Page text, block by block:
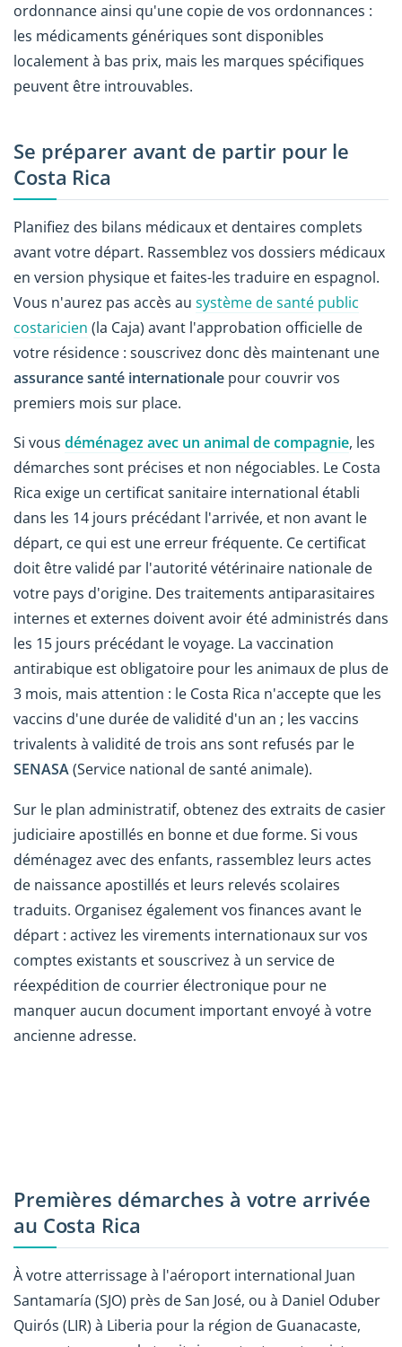
ordonnance ainsi qu'une copie de vos ordonnances :
les médicaments génériques sont disponibles
localement à bas prix, mais les marques spécifiques
peuvent être introuvables.
Se préparer avant de partir pour le
Costa Rica
Planifiez des bilans médicaux et dentaires complets
avant votre départ. Rassemblez vos dossiers médicaux
en version physique et faites-les traduire en espagnol.
Vous n'aurez pas accès au système de santé public
costaricien (la Caja) avant l'approbation officielle de
votre résidence : souscrivez donc dès maintenant une
assurance santé internationale pour couvrir vos
premiers mois sur place.
Si vous déménagezavec un animal de compagnie, les
démarches sont précises et non négociables. Le Costa
Rica exige un certificat sanitaire international établi
dans les 14 jours précédant l'arrivée, et non avant le
départ, ce qui est une erreur fréquente. Ce certificat
doit être validé par l'autorité vétérinaire nationale de
votre pays d'origine. Des traitements antiparasitaires
internes et externes doivent avoir été administrés dans
les 15 jours précédant le voyage. La vaccination
antirabique est obligatoire pour les animaux de plus de
3 mois, mais attention : le Costa Rica n'accepte que les
vaccins d'une durée de validité d'un an ; les vaccins
trivalents à validité de trois ans sont refusés par le
SENASA(Service national de santé animale).
Sur le plan administratif, obtenez des extraits de casier
judiciaire apostillés en bonne et due forme. Si vous
déménagez avec des enfants, rassemblez leurs actes
de naissance apostillés et leurs relevés scolaires
traduits. Organisez également vos finances avant le
départ : activez les virements internationaux sur vos
comptes existants et souscrivez à un service de
réexpédition de courrier électronique pour ne
manquer aucun document important envoyé à votre
ancienne adresse.
Premières démarches à votre arrivée
au Costa Rica
À votre atterrissage à l'aéroport international Juan
Santamaría (SJO) près de San José, ou à Daniel Oduber
Quirós (LIR) à Liberia pour la région de Guanacaste,